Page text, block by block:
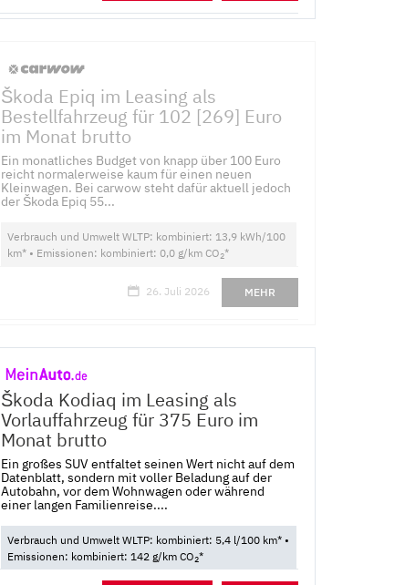
Škoda Epiq im Leasing als
Bestellfahrzeug für 102 [269] Euro
im Monat brutto
Ein monatliches Budget von knapp über 100 Euro
reicht normalerweise kaum für einen neuen
Kleinwagen. Bei carwow steht dafür aktuell jedoch
der Škoda Epiq 55...
Verbrauch und Umwelt WLTP: kombiniert: 13,9 kWh/100
km* • Emissionen: kombiniert: 0,0 g/km CO2*
26. Juli 2026 MEHR
Škoda Kodiaq im Leasing als
Vorlauffahrzeug für 375 Euro im
Monat brutto
Ein großes SUV entfaltet seinen Wert nicht auf dem
Datenblatt, sondern mit voller Beladung auf der
Autobahn, vor dem Wohnwagen oder während
einer langen Familienreise....
Verbrauch und Umwelt WLTP: kombiniert: 5,4 l/100 km* •
Emissionen: kombiniert: 142 g/km CO2*